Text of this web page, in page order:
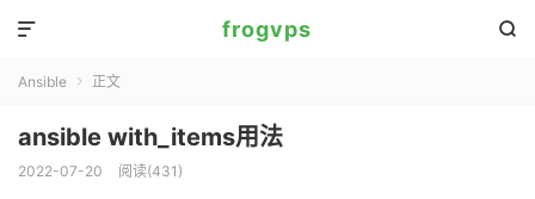
frogvps 

Ansible  正文
ansible with_items用法
2022-07-20 阅读(431 )